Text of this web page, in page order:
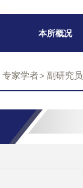
本所概况
专家学者> 副研究员